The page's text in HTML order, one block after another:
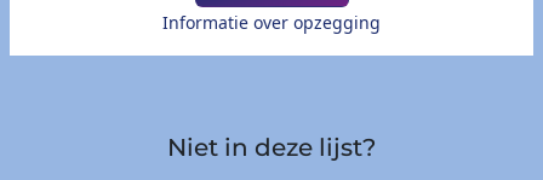
Informatie over opzegging
Niet in deze lijst?